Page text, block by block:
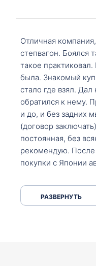
Отличная
степвагон. Боялся
такое
была. Знакомый
стало где взял.
обратился к нему.
и до, и без задних
(договор
постоянная, без
рекомендую. После
покупки с Японии
что заполнить,
приехал за авто.
РАЗВЕРНУТЬ